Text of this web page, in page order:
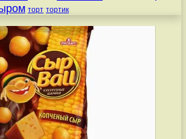
торт тортик